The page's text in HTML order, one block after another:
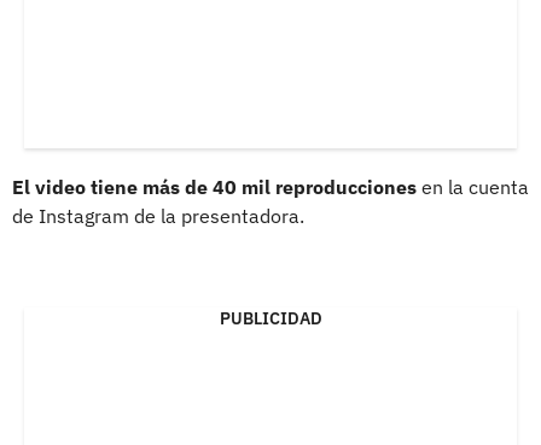
El video tiene más de 40 mil reproducciones en la cuenta
de Instagram de la presentadora.
PUBLICIDAD